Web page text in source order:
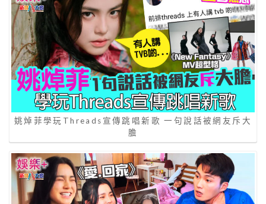
姚焯菲學玩Threads宣傳跳唱新歌 一句說話被網友斥大
膽